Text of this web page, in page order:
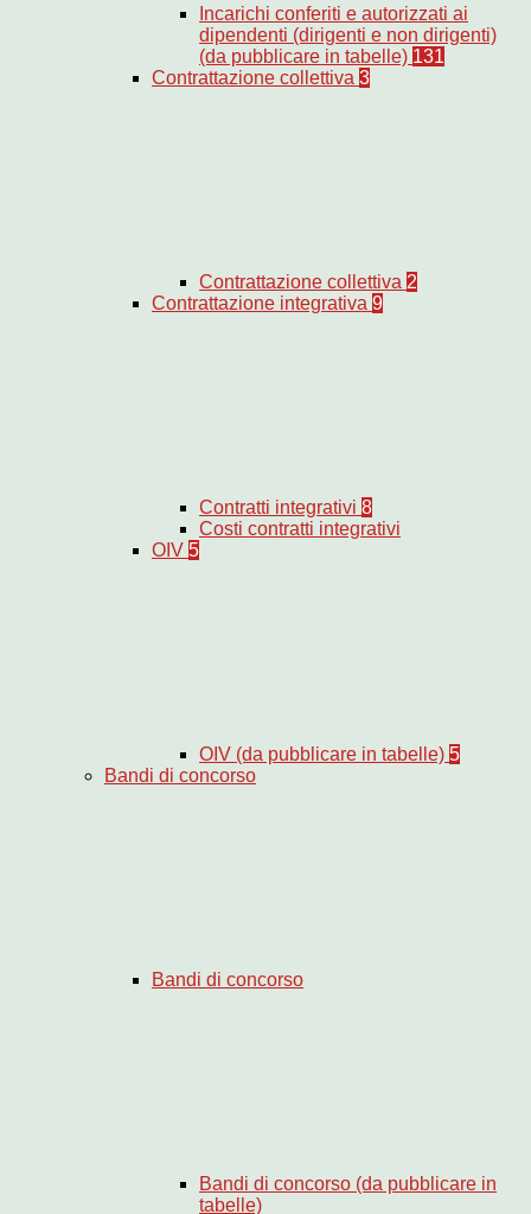
Incarichi conferiti e autorizzati ai
dipendenti (dirigenti e non dirigenti)
(da pubblicare in tabelle) 131
Contrattazione collettiva 3
Contrattazione collettiva 2
Contrattazione integrativa 9
Contratti integrativi 8
Costi contratti integrativi
OIV 5
OIV (da pubblicare in tabelle) 5
Bandi di concorso
Bandi di concorso
Bandi di concorso (da pubblicare in
tabelle)